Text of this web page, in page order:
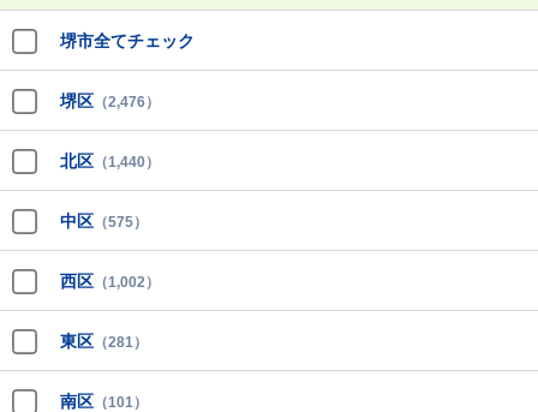
堺市全てチェック
堺区 （2,476）
北区 （1,440）
中区 （575）
西区 （1,002）
東区 （281）
南区 （101）